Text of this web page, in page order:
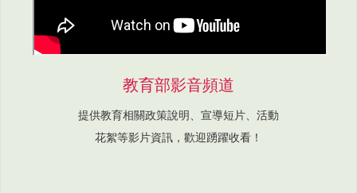
教育部影音頻道
提供教育相關政策說明、宣導短片、活動
花絮等影片資訊，歡迎踴躍收看！